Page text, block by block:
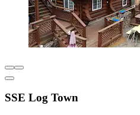
SSE Log Town